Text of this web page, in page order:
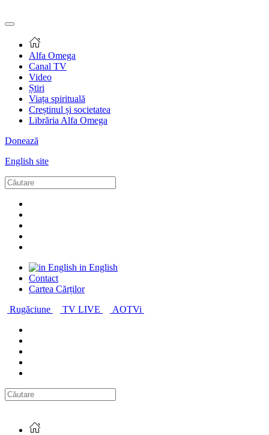
Alfa Omega
Canal TV
Video
Știri
Viața spirituală
Creștinul și societatea
Librăria Alfa Omega
Donează
English site
in English
Contact
Cartea Cărților
Rugăciune
TV LIVE AOTVi